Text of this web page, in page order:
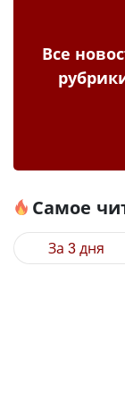
Все
Самое
За 3 дня